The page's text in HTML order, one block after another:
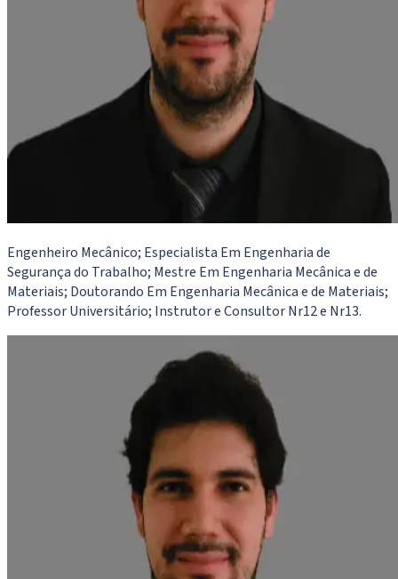
Engenheiro Mecânico; Especialista Em Engenharia de
Segurança do Trabalho; Mestre Em Engenharia Mecânica e de
Materiais; Doutorando Em Engenharia Mecânica e de Materiais;
Professor Universitário; Instrutor e Consultor Nr12 e Nr13.